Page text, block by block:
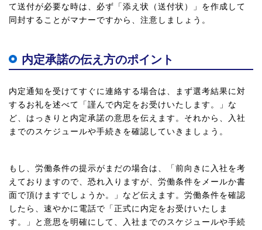
て送付が必要な時は、必ず「添え状（送付状）」を作成して
同封することがマナーですから、注意しましょう。
内定承諾の伝え方のポイント
内定通知を受けてすぐに連絡する場合は、まず選考結果に対
するお礼を述べて「謹んで内定をお受けいたします。」な
ど、はっきりと内定承諾の意思を伝えます。それから、入社
までのスケジュールや手続きを確認していきましょう。
もし、労働条件の提示がまだの場合は、「前向きに入社を考
えておりますので、恐れ入りますが、労働条件をメールか書
面で頂けますでしょうか。」など伝えます。労働条件を確認
したら、速やかに電話で「正式に内定をお受けいたしま
す。」と意思を明確にして、入社までのスケジュールや手続